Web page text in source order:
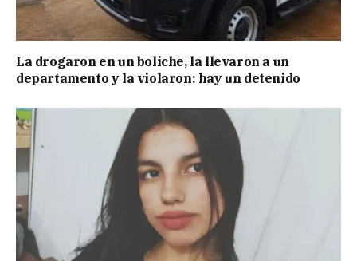
La drogaron en un boliche, la llevaron a un
departamento y la violaron: hay un detenido